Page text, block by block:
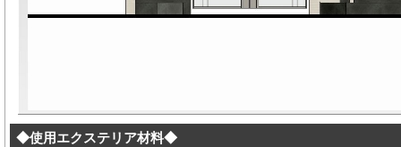
◆使用エクステリア材料◆